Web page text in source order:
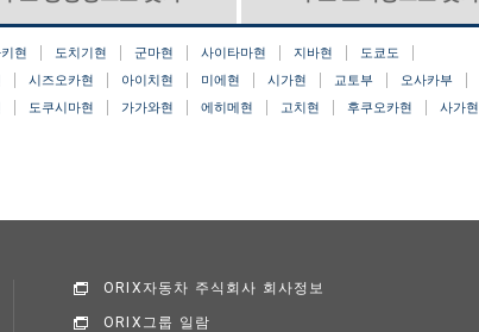
현 도치기현 군마현 사이타마현 지바현
도쿄도
시즈오카현 아이치현 미에현 시가현 교토부
오사카부
도쿠시마현 가가와현 에히메현 고치현 후쿠오카현
사가현
ORIX자동차 주식회사 회사정보
ORIX그룹 일람